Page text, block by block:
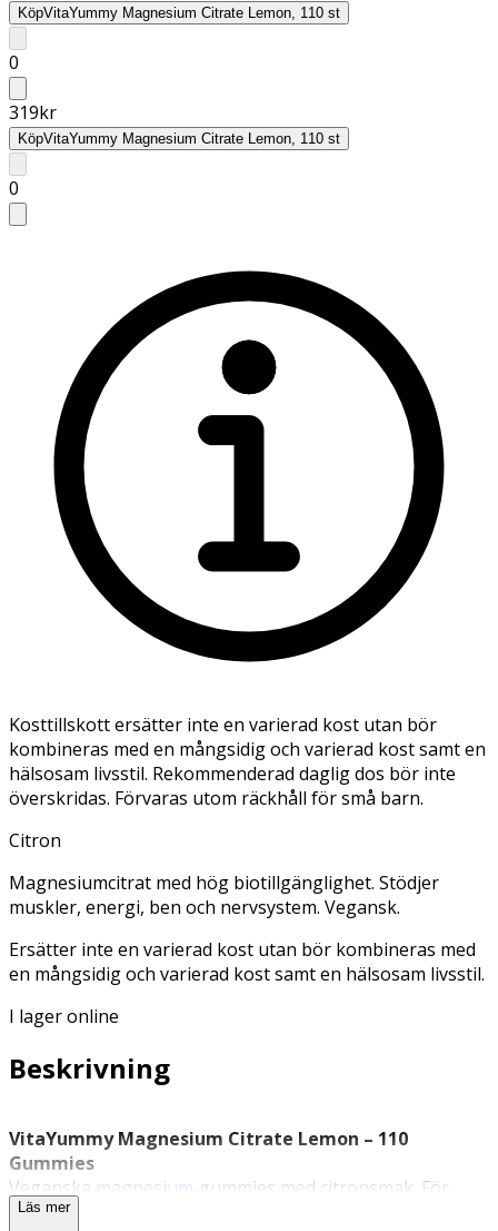
KöpVitaYummy Magnesium Citrate Lemon, 110 st
0
319kr
KöpVitaYummy Magnesium Citrate Lemon, 110 st
0
Kosttillskott ersätter inte en varierad kost utan bör
kombineras med en mångsidig och varierad kost samt en
hälsosam livsstil. Rekommenderad daglig dos bör inte
överskridas. Förvaras utom räckhåll för små barn.
Citron
Magnesiumcitrat med hög biotillgänglighet. Stödjer
muskler, energi, ben och nervsystem. Vegansk.
Ersätter inte en varierad kost utan bör kombineras med
en mångsidig och varierad kost samt en hälsosam livsstil.
I lager online
Beskrivning
VitaYummy Magnesium Citrate Lemon – 110
Gummies
Veganska magnesium ‑gummies med citronsmak. För
vuxna och barn från 11 år.
Läs mer